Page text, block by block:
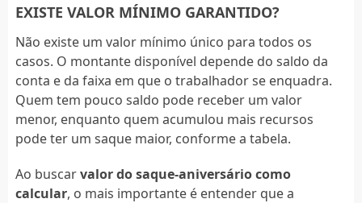
EXISTE VALOR MÍNIMO GARANTIDO?
Não existe um valor mínimo único para todos os
casos. O montante disponível depende do saldo da
conta e da faixa em que o trabalhador se enquadra.
Quem tem pouco saldo pode receber um valor
menor, enquanto quem acumulou mais recursos
pode ter um saque maior, conforme a tabela.
Ao buscarvalor do saque-aniversário como
calcular, o mais importante é entender que a